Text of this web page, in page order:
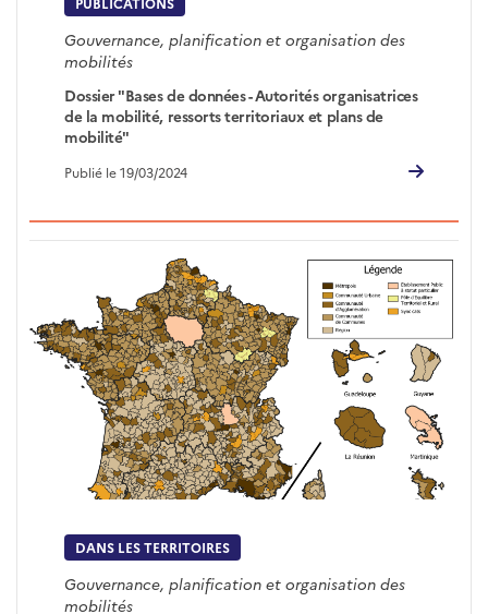
Gouvernance, planification et organisation des
mobilités
Dossier "Bases de données - Autorités organisatrices
de la mobilité, ressorts territoriaux et plans de
mobilité"
Publié le 19/03/2024
DANS LES TERRITOIRES
Gouvernance, planification et organisation des
mobilités